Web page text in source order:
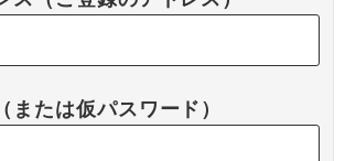
または仮パスワード）